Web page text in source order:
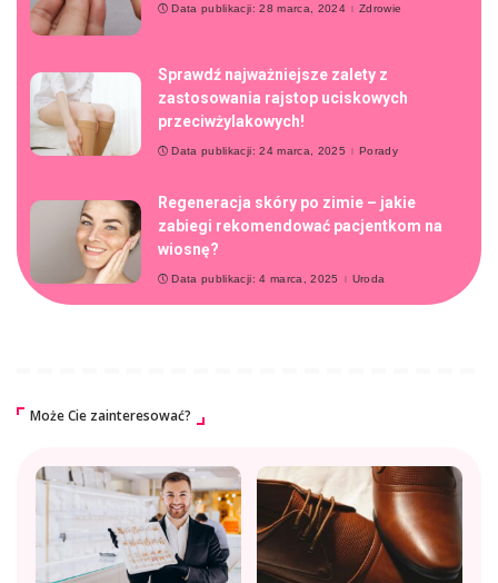
Data publikacji: 28 marca, 2024 Zdrowie
Sprawdź najważniejsze zalety z
zastosowania rajstop uciskowych
przeciwżylakowych!
Data publikacji: 24 marca, 2025 Porady
Regeneracja skóry po zimie – jakie
zabiegi rekomendować pacjentkom na
wiosnę?
Data publikacji: 4 marca, 2025 Uroda
Może Cie zainteresować?